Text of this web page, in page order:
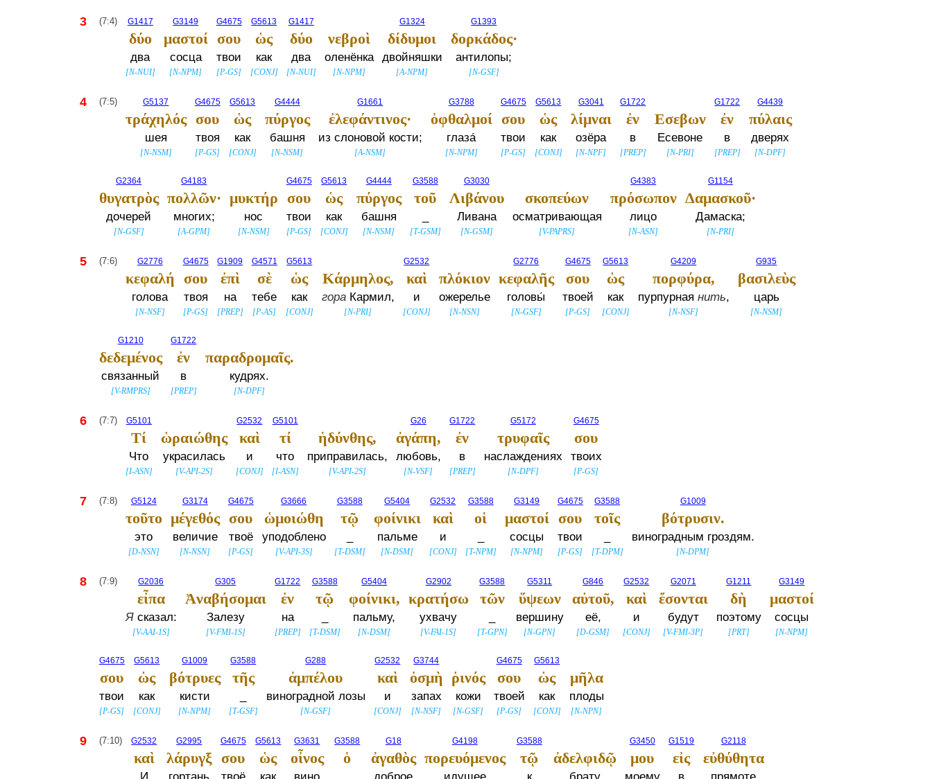
3 (7:4) G1417
δύο
два
[N-NUI]
G3149
μαστοί
сосца
[N-NPM]
G4675
σου
твои
[P-GS]
G5613
ὡς
как
[CONJ]
G1417
δύο
два
[N-NUI]
νεβροὶ
оленёнка
[N-NPM]
G1324
δίδυμοι
двойняшки
[A-NPM]
G1393
δορκάδος·
антилопы;
[N-GSF]
4 (7:5) G5137
τράχηλός
шея
[N-NSM]
G4675
σου
твоя
[P-GS]
G5613
ὡς
как
[CONJ]
G4444
πύργος
башня
[N-NSM]
G1661
ἐλεφάντινος·
из слоновой кости;
[A-NSM]
G3788
ὀφθαλμοί
глаза́
[N-NPM]
G4675
σου
твои
[P-GS]
G5613
ὡς
как
[CONJ]
G3041
λίμναι
озёра
[N-NPF]
G1722
ἐν
в
[PREP]
Εσεβων
Есевоне
[N-PRI]
G1722
ἐν
в
[PREP]
G4439
πύλαις
дверях
[N-DPF]
G2364
θυγατρὸς
дочерей
[N-GSF]
G4183
πολλῶν·
многих;
[A-GPM]
μυκτήρ
нос
[N-NSM]
G4675
σου
твои
[P-GS]
G5613
ὡς
как
[CONJ]
G4444
πύργος
башня
[N-NSM]
G3588
τοῦ
[T-GSM]
G3030
Λιβάνου
Ливана
[N-GSM]
σκοπεύων
осматривающая
[V-PAPRS]
G4383
πρόσωπον
лицо
[N-ASN]
G1154
Δαμασκοῦ·
Дамаска;
[N-PRI]
5 (7:6) G2776
κεφαλή
голова
[N-NSF]
G4675
σου
твоя
[P-GS]
G1909
ἐπὶ
на
[PREP]
G4571
σὲ
тебе
[P-AS]
G5613
ὡς
как
[CONJ]
Κάρμηλος,
гораКармил,
[N-PRI]
G2532
καὶ
и
[CONJ]
πλόκιον
ожерелье
[N-NSN]
G2776
κεφαλῆς
головы́
[N-GSF]
G4675
σου
твоей
[P-GS]
G5613
ὡς
как
[CONJ]
G4209
πορφύρα,
пурпурная нить,
[N-NSF]
G935
βασιλεὺς
царь
[N-NSM]
G1210
δεδεμένος
связанный
[V-RMPRS]
G1722
ἐν
в
[PREP]
παραδρομαῖς.
кудрях.
[N-DPF]
6 (7:7) G5101
Τί
Что
[I-ASN]
ὡραιώθης
украсилась
[V-API-2S]
G2532
καὶ
и
[CONJ]
G5101
τί
что
[I-ASN]
ἡδύνθης,
приправилась,
[V-API-2S]
G26
ἀγάπη,
любовь,
[N-VSF]
G1722
ἐν
в
[PREP]
G5172
τρυφαῖς
наслаждениях
[N-DPF]
G4675
σου
твоих
[P-GS]
7 (7:8) G5124
τοῦτο
это
[D-NSN]
G3174
μέγεθός
величие
[N-NSN]
G4675
σου
твоё
[P-GS]
G3666
ὡμοιώθη
уподоблено
[V-API-3S]
G3588
τῷ
[T-DSM]
G5404
φοίνικι
пальме
[N-DSM]
G2532
καὶ
и
[CONJ]
G3588
οἱ
[T-NPM]
G3149
μαστοί
сосцы
[N-NPM]
G4675
σου
твои
[P-GS]
G3588
τοῖς
[T-DPM]
G1009
βότρυσιν.
виноградным гроздям.
[N-DPM]
8 (7:9) G2036
εἶπα
Ясказал:
[V-AAI-1S]
G305
Ἀναβήσομαι
Залезу
[V-FMI-1S]
G1722
ἐν
на
[PREP]
G3588
τῷ
[T-DSM]
G5404
φοίνικι,
пальму,
[N-DSM]
G2902
κρατήσω
ухвачу
[V-FAI-1S]
G3588
τῶν
[T-GPN]
G5311
ὕψεων
вершину
[N-GPN]
G846
αὐτοῦ,
её,
[D-GSM]
G2532
καὶ
и
[CONJ]
G2071
ἔσονται
будут
[V-FMI-3P]
G1211
δὴ
поэтому
[PRT]
G3149
μαστοί
сосцы
[N-NPM]
G4675
σου
твои
[P-GS]
G5613
ὡς
как
[CONJ]
G1009
βότρυες
кисти
[N-NPM]
G3588
τῆς
[T-GSF]
G288
ἀμπέλου
виноградной лозы
[N-GSF]
G2532
καὶ
и
[CONJ]
G3744
ὀσμὴ
запах
[N-NSF]
ῥινός
кожи
[N-GSF]
G4675
σου
твоей
[P-GS]
G5613
ὡς
как
[CONJ]
μῆλα
плоды
[N-NPN]
9 (7:10) G2532
καὶ
G2995
λάρυγξ
G4675
σου
G5613
ὡς
G3631
οἶνος
G3588
ὁ
G18
ἀγαθὸς
G4198
πορευόμενος
G3588
τῷ ἀδελφιδῷ
G3450
μου
G1519
εἰς
G2118
εὐθύθητα